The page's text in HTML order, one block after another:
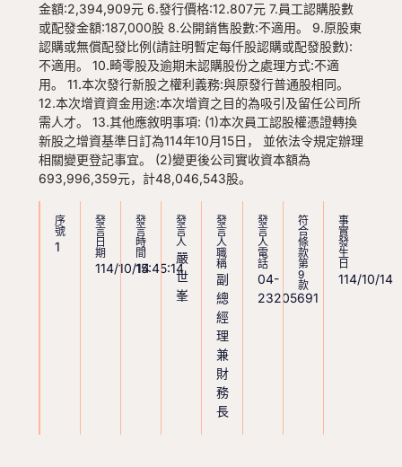
序
號
1
發
言
日
期
114/10/14
發
言
時
間
15:45:14
發
言
人
嚴
世
峯
發
言
人
職
稱
副
總
經
理
兼
財
務
長
發
言
人
電
話
04-
23205691
符
合
條
款
第
9
款
事
實
發
生
日
114/10/14
金額:2,394,909元 6.發行價格:12.807元 7.員工認購股數
或配發金額:187,000股 8.公開銷售股數:不適用。 9.原股東
認購或無償配發比例(請註明暫定每仟股認購或配發股數):
不適用。 10.畸零股及逾期未認購股份之處理方式:不適
用。 11.本次發行新股之權利義務:與原發行普通股相同。
12.本次增資資金用途:本次增資之目的為吸引及留任公司所
需人才。 13.其他應敘明事項: (1)本次員工認股權憑證轉換
新股之增資基準日訂為114年10月15日， 並依法令規定辦理
相關變更登記事宜。 (2)變更後公司實收資本額為
693,996,359元，計48,046,543股。